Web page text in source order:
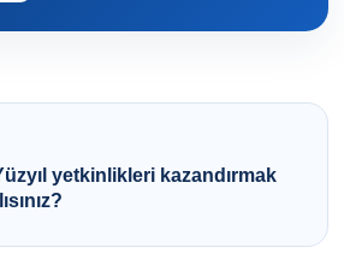
yetkinlikleri kazandırmak